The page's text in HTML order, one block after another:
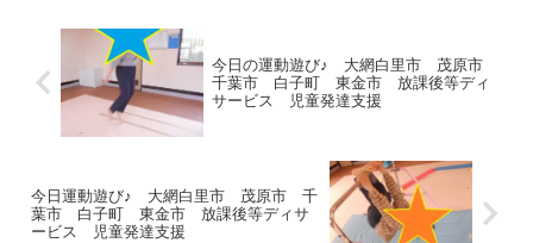
今日の運動遊び♪ 大網白里市 茂原市
千葉市 白子町 東金市 放課後等ディ
サービス 児童発達支援
今日運動遊び♪ 大網白里市 茂原市 千
葉市 白子町 東金市 放課後等ディサ
ービス 児童発達支援